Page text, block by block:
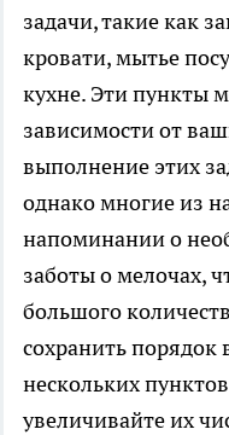
задачи, такие как
кровати, мытье
кухне. Эти пункты
зависимости от
выполнение этих
однако многие из
напоминании о
заботы о мелочах,
большого
сохранить порядок
нескольких
увеличивайте их